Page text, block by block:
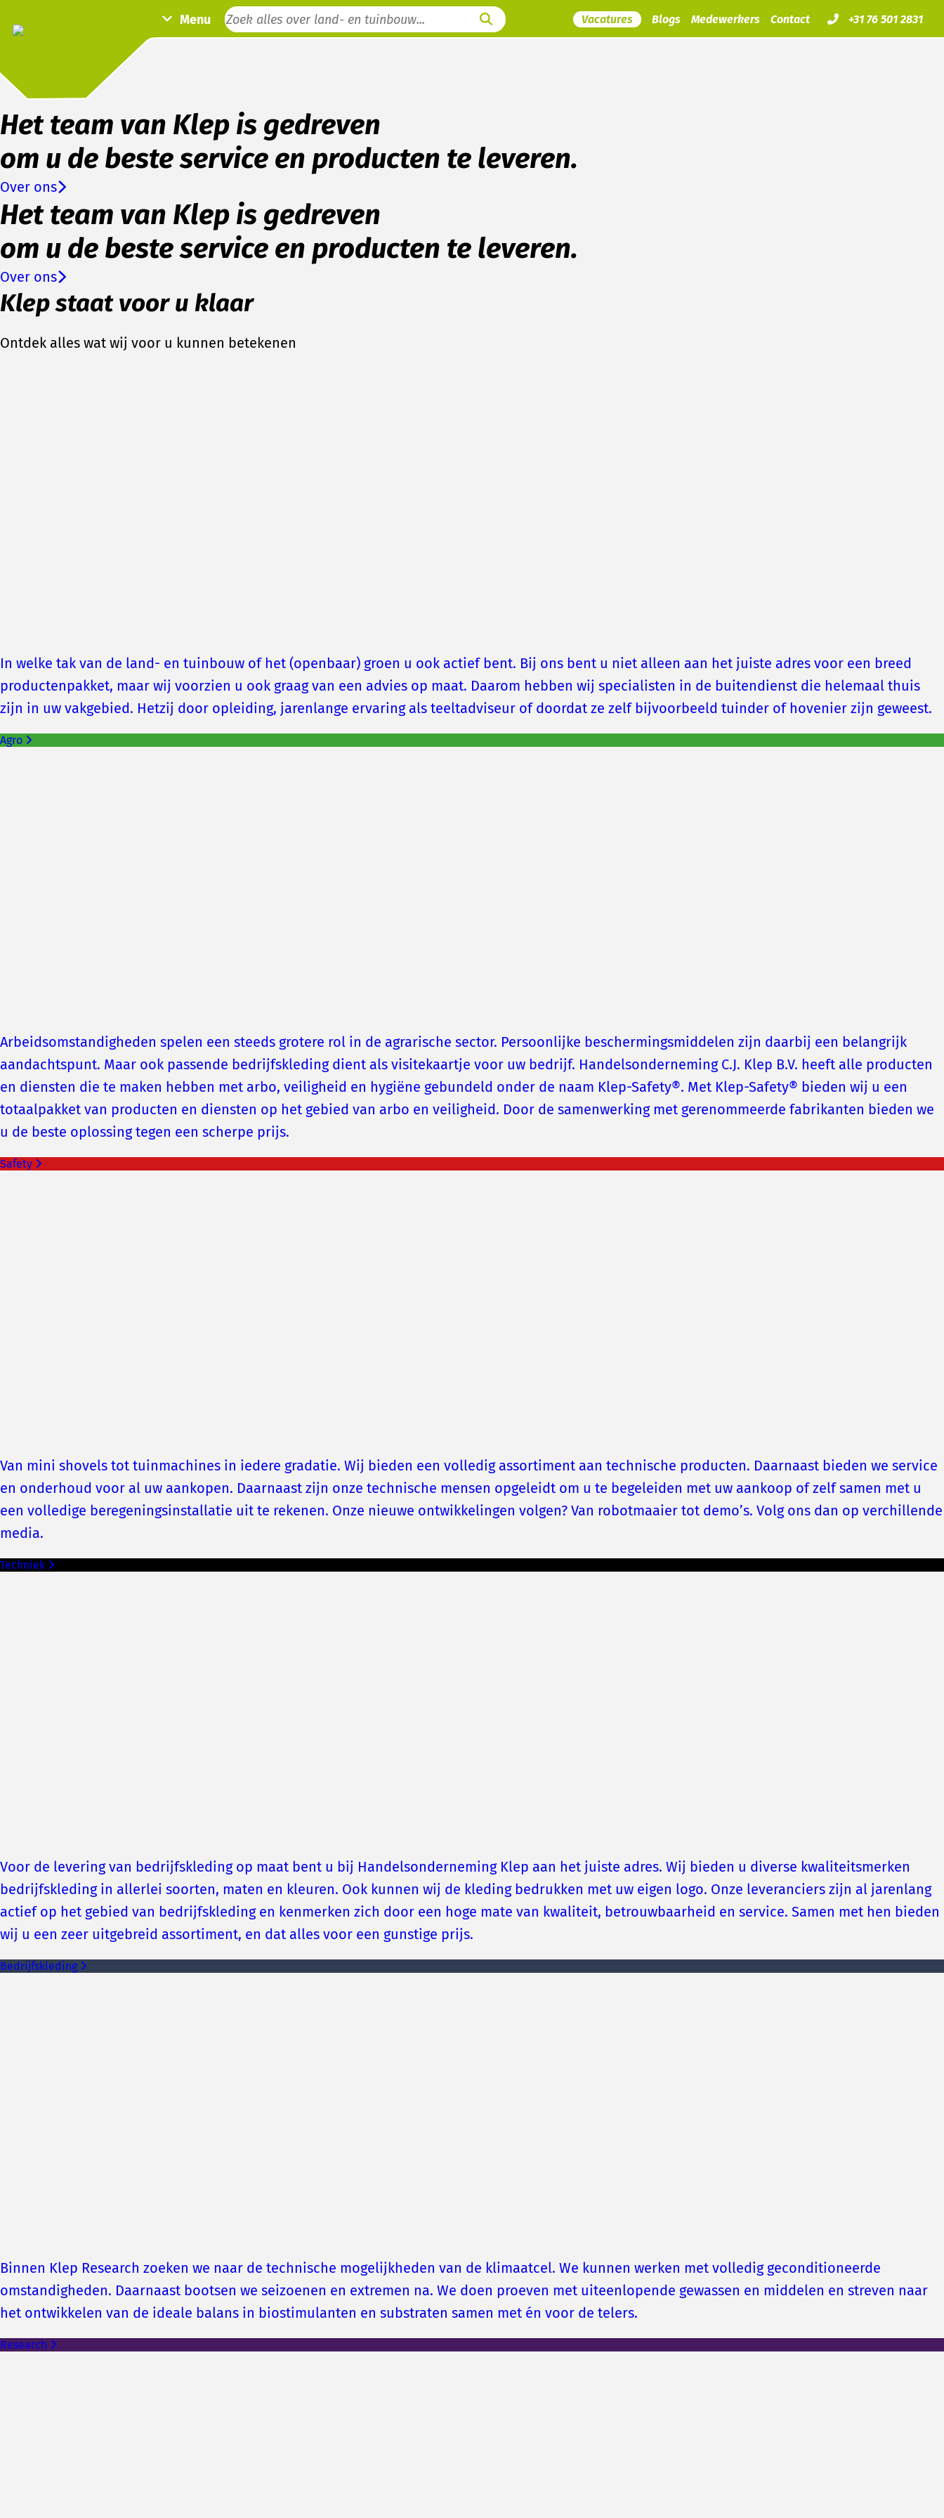
Menu Vacatures Blogs Medewerkers Contact +31 76 501 2831
Het team van Klep is gedreven
om u de beste service en producten te leveren.
Over ons
Het team van Klep is gedreven
om u de beste service en producten te leveren.
Over ons
Klep staat voor u klaar
Ontdek alles wat wij voor u kunnen betekenen
In welke tak van de land- en tuinbouw of het (openbaar) groen u ook actief bent. Bij ons bent u niet alleen aan het juiste adres voor een breed
productenpakket, maar wij voorzien u ook graag van een advies op maat. Daarom hebben wij specialisten in de buitendienst die helemaal thuis
zijn in uw vakgebied. Hetzij door opleiding, jarenlange ervaring als teeltadviseur of doordat ze zelf bijvoorbeeld tuinder of hovenier zijn geweest.
Agro
Arbeidsomstandigheden spelen een steeds grotere rol in de agrarische sector. Persoonlijke beschermingsmiddelen zijn daarbij een belangrijk
aandachtspunt. Maar ook passende bedrijfskleding dient als visitekaartje voor uw bedrijf. Handelsonderneming C.J. Klep B.V. heeft alle producten
en diensten die te maken hebben met arbo, veiligheid en hygiëne gebundeld onder de naam Klep-Safety®. Met Klep-Safety® bieden wij u een
totaalpakket van producten en diensten op het gebied van arbo en veiligheid. Door de samenwerking met gerenommeerde fabrikanten bieden we
u de beste oplossing tegen een scherpe prijs.
Safety
Van mini shovels tot tuinmachines in iedere gradatie. Wij bieden een volledig assortiment aan technische producten. Daarnaast bieden we service
en onderhoud voor al uw aankopen. Daarnaast zijn onze technische mensen opgeleidt om u te begeleiden met uw aankoop of zelf samen met u
een volledige beregeningsinstallatie uit te rekenen. Onze nieuwe ontwikkelingen volgen? Van robotmaaier tot demo’s. Volg ons dan op verchillende
media.
Techniek
Voor de levering van bedrijfskleding op maat bent u bij Handelsonderneming Klep aan het juiste adres. Wij bieden u diverse kwaliteitsmerken
bedrijfskleding in allerlei soorten, maten en kleuren. Ook kunnen wij de kleding bedrukken met uw eigen logo. Onze leveranciers zijn al jarenlang
actief op het gebied van bedrijfskleding en kenmerken zich door een hoge mate van kwaliteit, betrouwbaarheid en service. Samen met hen bieden
wij u een zeer uitgebreid assortiment, en dat alles voor een gunstige prijs.
Bedrijfskleding
Binnen Klep Research zoeken we naar de technische mogelijkheden van de klimaatcel. We kunnen werken met volledig geconditioneerde
omstandigheden. Daarnaast bootsen we seizoenen en extremen na. We doen proeven met uiteenlopende gewassen en middelen en streven naar
het ontwikkelen van de ideale balans in biostimulanten en substraten samen met én voor de telers.
Research